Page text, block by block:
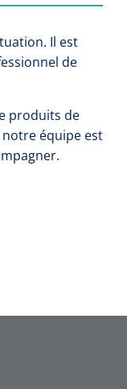
Il est
de
produits de
notre équipe est